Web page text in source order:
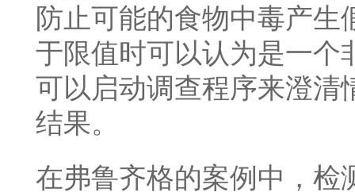
防止可能的食物中毒产生
于限值时可以认为是一个
可以启动调查程序来澄清
结果。
在弗鲁齐格的案例中，检